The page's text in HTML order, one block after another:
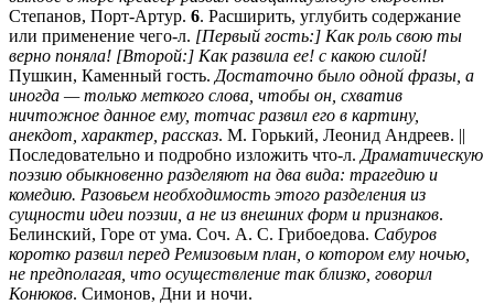
Степанов, Порт-Артур. 6. Расширить, углубить содержание
или применение чего-л. [Первый гость:] Как роль свою ты
верно поняла! [Второй:] Как развила ее! с какою силой!
Пушкин, Каменный гость. Достаточно было одной фразы, а
иногда — только меткого слова, чтобы он, схватив
ничтожное данное ему, тотчас развил его в картину,
анекдот, характер, рассказ. М. Горький, Леонид Андреев. ||
Последовательно и подробно изложить что-л. Драматическую
поэзию обыкновенно разделяют на два вида: трагедию и
комедию. Разовьем необходимость этого разделения из
сущности идеи поэзии, а не из внешних форм и признаков.
Белинский, Горе от ума. Соч. А. С. Грибоедова. Сабуров
коротко развил перед Ремизовым план, о котором ему ночью,
не предполагая, что осуществление так близко, говорил
Конюков. Симонов, Дни и ночи.